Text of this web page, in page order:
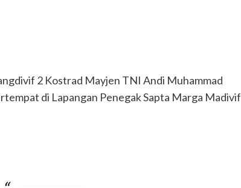
2 Kostrad Mayjen TNI Andi Muhammad
di Lapangan Penegak Sapta Marga Madivif